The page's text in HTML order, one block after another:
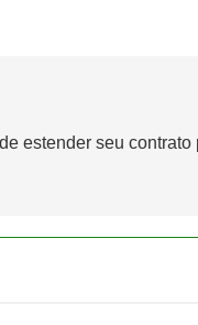
estender seu